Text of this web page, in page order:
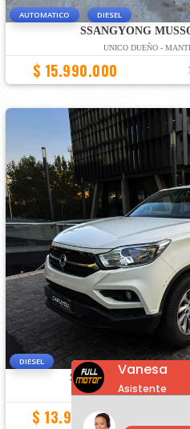
AUTOMATICO DIESEL
SSANGYONG
UNICO DUEÑO -
$ 15.990.000
DIESEL
SSANGYONG MUSSO
:
$ 13.990.000
Vanesa
Asistente